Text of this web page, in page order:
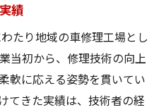
績
たり地域の車修理工場とし
当初から、修理技術の向上
軟に応える姿勢を貫いてい
てきた実績は、技術者の経